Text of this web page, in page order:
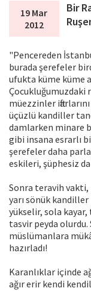
19 Mar
2012
Bir
"Pencereden
burada şerefeler
ufukta küme küme
Çocukluğumuzdaki
müezzinler
üçüzlü kandiller
damlarken minare
gibi insana esrarlı
şerefeler daha
eskileri, şüphesiz
Sonra teravih vakti,
yarı sönük
yükselir, sola
tasvir peyda
müslümanlara
hazırladı!
Karanlıklar içinde
ağır erir kendi